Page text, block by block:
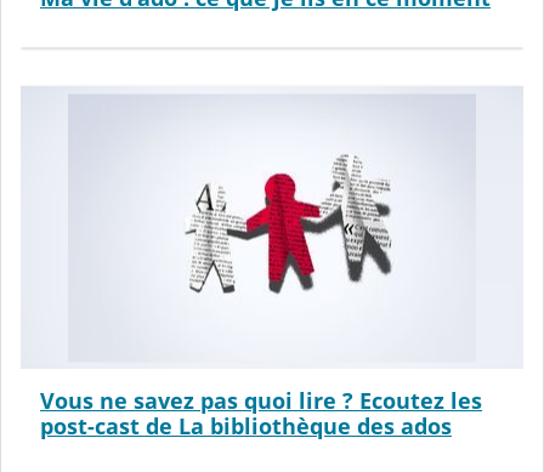
Vous ne savez pas quoi lire ? Ecoutez les
post-cast de La bibliothèque des ados